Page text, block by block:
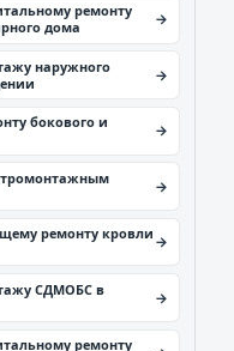
ремонту
дома
наружного
бокового и
ремонту кровли
СДМОБС в
ремонту